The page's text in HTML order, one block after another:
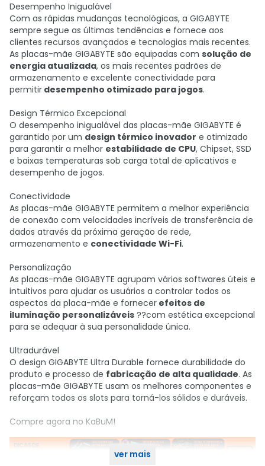
Desempenho Inigualável
Com as rápidas mudanças tecnológicas, a GIGABYTE
sempre segue as últimas tendências e fornece aos
clientes recursos avançados e tecnologias mais recentes.
As placas-mãe GIGABYTE são equipadas com solução de
energia atualizada, os mais recentes padrões de
armazenamento e excelente conectividade para
permitir desempenho otimizado para jogos.
Design Térmico Excepcional
O desempenho inigualável das placas-mãe GIGABYTE é
garantido por um design térmico inovador e otimizado
para garantir a melhor estabilidade de CPU, Chipset, SSD
e baixas temperaturas sob carga total de aplicativos e
desempenho de jogos.
Conectividade
As placas-mãe GIGABYTE permitem a melhor experiência
de conexão com velocidades incríveis de transferência de
dados através da próxima geração de rede,
armazenamento e conectividade Wi-Fi.
Personalização
As placas-mãe GIGABYTE agrupam vários softwares úteis e
intuitivos para ajudar os usuários a controlar todos os
aspectos da placa-mãe e fornecer efeitos de
iluminação personalizáveis ??com estética excepcional
para se adequar à sua personalidade única.
Ultradurável
O design GIGABYTE Ultra Durable fornece durabilidade do
produto e processo de fabricação de alta qualidade. As
placas-mãe GIGABYTE usam os melhores componentes e
reforçam todos os slots para torná-los sólidos e duráveis.
Compre agora no KaBuM!
ver mais